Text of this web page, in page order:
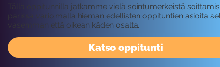
Katso oppitunti
Tällä oppitunnilla jatkamme vielä sointumerkeistä
parissa varioimalla hieman edellisten oppituntien asioita
vasemman että oikean käden osalta.